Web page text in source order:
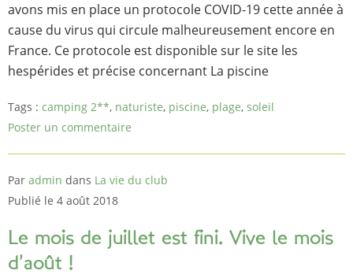
avons mis en place un protocole COVID-19 cette année à
cause du virus qui circule malheureusement encore en
France. Ce protocole est disponible sur le site les
hespérides et précise concernant La piscine
Tags : camping 2**, naturiste, piscine, plage, soleil
Poster un commentaire
Par admin dans La vie du club
Publié le 4 août 2018
Le mois de juillet est fini. Vive le mois
d’août !